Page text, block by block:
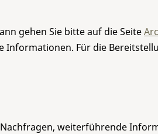
gehen Sie bitte auf die Seite
Für die
weiterführende